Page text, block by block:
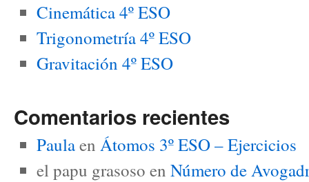
Cinemática 4º ESO
Trigonometría 4º ESO
Gravitación 4º ESO
Comentarios recientes
Paulaen Átomos 3º ESO – Ejercicios
el papu grasoso en Número de